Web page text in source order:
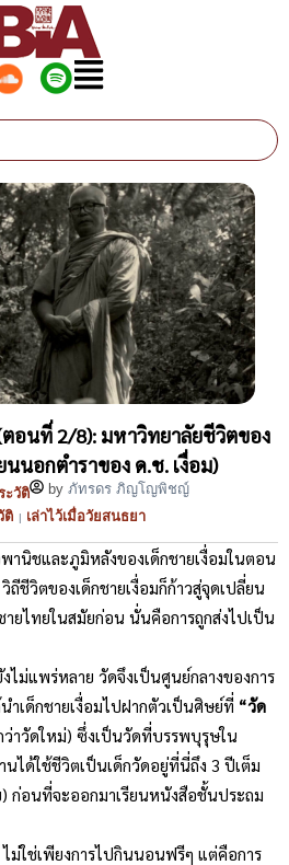
อนที่ 2/8): มหาวิทยาลัยชีวิตของ
นนอกตำราของ ด.ช. เงื่อม)
ะวัติ by ภัทรดร ภิญโญพิชญ์
ติ | เล่าไว้เมื่อวัยสนธยา
านิชและภูมิหลังของเด็กชายเงื่อมในตอน
ถีชีวิตของเด็กชายเงื่อมก็ก้าวสู่จุดเปลี่ยน
ยไทยในสมัยก่อน นั่นคือการถูกส่งไปเป็น
ไม่แพร่หลาย วัดจึงเป็นศูนย์กลางของการ
ำเด็กชายเงื่อมไปฝากตัวเป็นศิษย์ที่ “วัด
ว่าวัดใหม่) ซึ่งเป็นวัดที่บรรพบุรุษใน
ได้ใช้ชีวิตเป็นเด็กวัดอยู่ที่นี่ถึง 3 ปีเต็ม
ก่อนที่จะออกมาเรียนหนังสือชั้นประถม
ม่ใช่เพียงการไปกินนอนฟรีๆ แต่คือการ